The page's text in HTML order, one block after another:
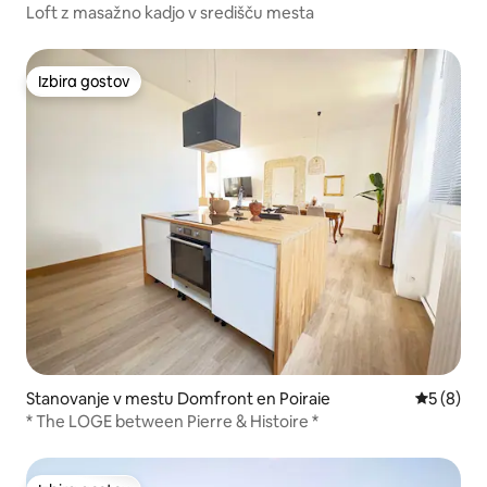
Loft z masažno kadjo v središču mesta
Izbira gostov
Izbira gostov
Stanovanje v mestu Domfront en Poiraie
5 (8)
* The LOGE between Pierre & Histoire *